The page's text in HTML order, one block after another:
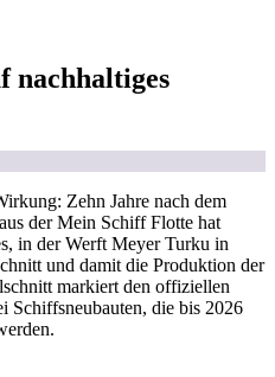
nachhaltiges
Zehn Jahre nach dem
der Mein Schiff Flotte hat
in der Werft Meyer Turku in
und damit die Produktion der
markiert den offiziellen
Schiffsneubauten, die bis 2026